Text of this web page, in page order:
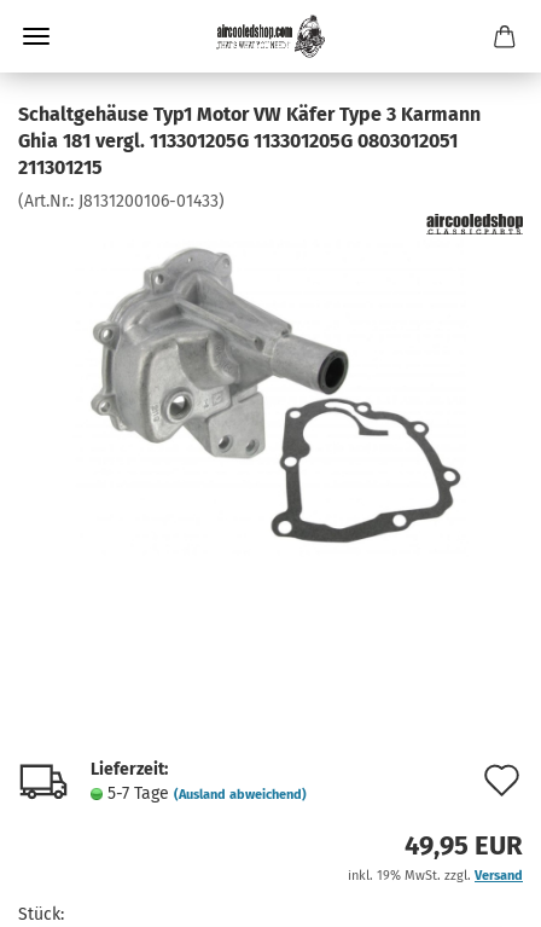
Schaltgehäuse Typ1 Motor VW Käfer Type 3 Karmann
Ghia 181 vergl. 113301205G 113301205G 0803012051
211301215
(Art.Nr.: J8131200106-01433)
Lieferzeit:
5-7 Tage (Ausland abweichend)
49,95 EUR
inkl. 19% MwSt. zzgl. Versand
Stück: